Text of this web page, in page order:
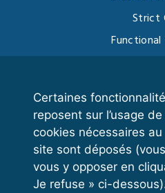
Certaines
reposent sur l’usage
cookies nécessaires
site sont déposés
vous y opposer en
Je refuse » ci-
Strict
Functional
VOS
Espace
Espace